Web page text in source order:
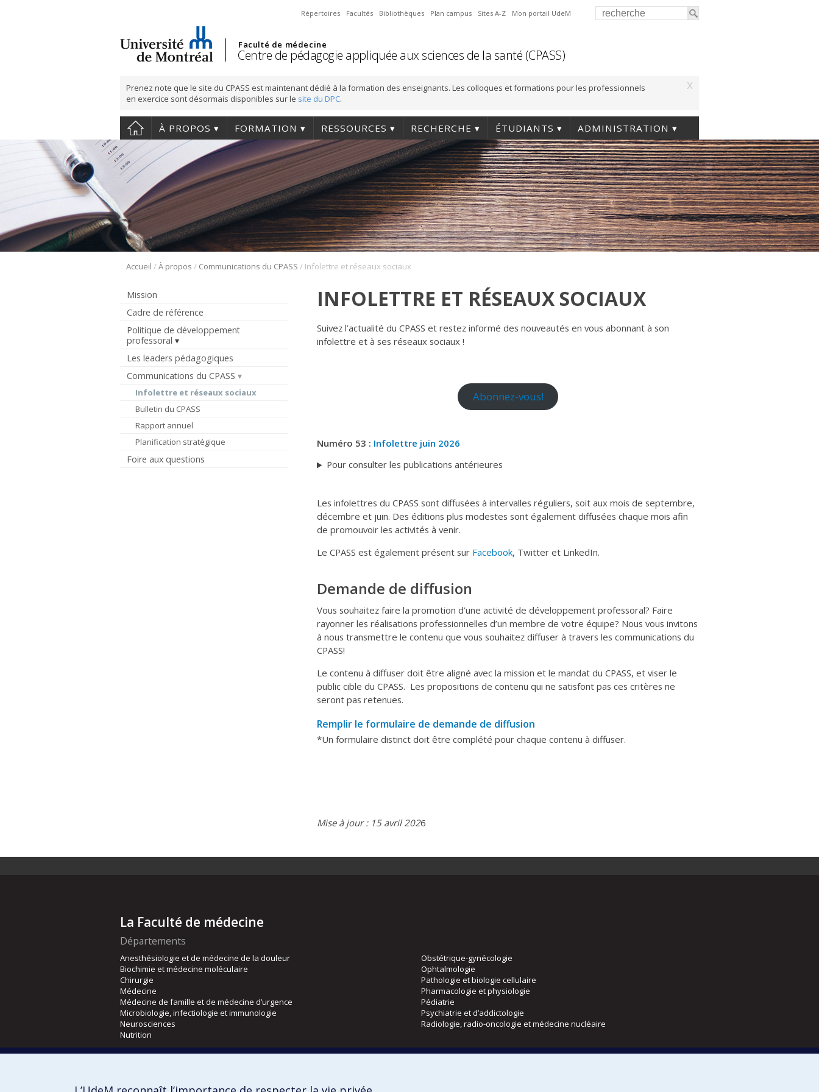
Répertoires Facultés Bibliothèques Plan campus Sites A-Z Mon portail UdeM
Faculté de médecine
Centre de pédagogie appliquée aux sciences de la santé (CPASS)
Prenez note que le site du CPASS est maintenant dédié à la formation des enseignants. Les colloques et formations pour les professionnels
en exercice sont désormais disponibles sur le site du DPC.
x
À PROPOS FORMATION RESSOURCES RECHERCHE ÉTUDIANTS ADMINISTRATION
Accueil /À propos / Communications du CPASS / Infolettre et réseaux sociaux
Mission
Cadre de référence
Politique de développement
professoral
Les leaders pédagogiques
Communications du CPASS
Infolettre et réseaux sociaux
Bulletin du CPASS
Rapport annuel
Planification stratégique
Foire aux questions
INFOLETTRE ET RÉSEAUX SOCIAUX
Suivez l’actualité du CPASS et restez informé des nouveautés en vous abonnant à son
infolettre et à ses réseaux sociaux !
Abonnez-vous!
Numéro 53 : Infolettre juin 2026
Pour consulter les publications antérieures
Les infolettres du CPASS sont diffusées à intervalles réguliers, soit aux mois de septembre,
décembre et juin. Des éditions plus modestes sont également diffusées chaque mois afin
de promouvoir les activités à venir.
Le CPASS est également présent sur Facebook, Twitter et LinkedIn.
Demande de diffusion
Vous souhaitez faire la promotion d’une activité de développement professoral? Faire
rayonner les réalisations professionnelles d’un membre de votre équipe? Nous vous invitons
à nous transmettre le contenu que vous souhaitez diffuser à travers les communications du
CPASS!
Le contenu à diffuser doit être aligné avec la mission et le mandat du CPASS, et viser le
public cible du CPASS. Les propositions de contenu qui ne satisfont pas ces critères ne
seront pas retenues.
Remplir le formulaire de demande de diffusion
*Un formulaire distinct doit être complété pour chaque contenu à diffuser.
Mise à jour : 15 avril 2026
La Faculté de médecine
Départements
Anesthésiologie et de médecine de la douleur
Biochimie et médecine moléculaire
Chirurgie
Médecine
Médecine de famille et de médecine d’urgence
Microbiologie, infectiologie et immunologie
Neurosciences
Nutrition
Obstétrique-gynécologie
Ophtalmologie
Pathologie et biologie cellulaire
Pharmacologie et physiologie
Pédiatrie
Psychiatrie et d’addictologie
Radiologie, radio-oncologie et médecine nucléaire